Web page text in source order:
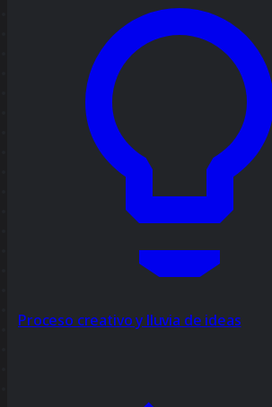
Proceso creativo y lluvia de ideas